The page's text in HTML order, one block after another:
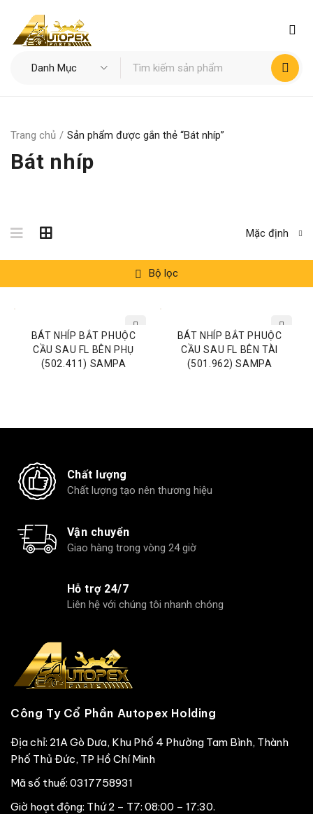
Bát nhíp
Trang chủ / Sản phẩm được gắn thẻ “Bát nhíp”
Mặc định
Bộ lọc
BÁT NHÍP BẮT PHUỘC
CẦU SAU FL BÊN PHỤ
(502.411) SAMPA
BÁT NHÍP BẮT PHUỘC
CẦU SAU FL BÊN TÀI
(501.962) SAMPA
Chất lượng
Chất lượng tạo nên thương hiệu
Vận chuyển
Giao hàng trong vòng 24 giờ
Hỗ trợ 24/7
Liên hệ với chúng tôi nhanh chóng
Công Ty Cổ Phần Autopex Holding
Địa chỉ: 21A Gò Dưa, Khu Phố 4 Phường Tam Bình, Thành
Phố Thủ Đức, TP Hồ Chí Minh
Mã số thuế: 0317758931
Giờ hoạt động: Thứ 2 – T7: 08:00 – 17:30.